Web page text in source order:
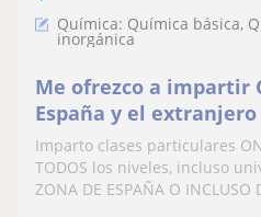
Química: Química básica,
inorgánica
Me ofrezco a impartir
España y el extranjero
Imparto clases particulares
TODOS los niveles, incluso
ZONA DE ESPAÑA O INCLUSO